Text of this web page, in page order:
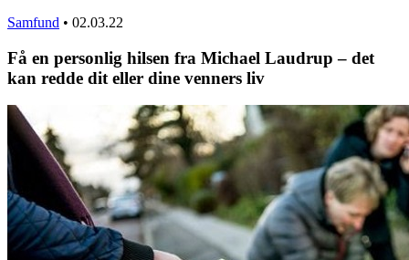
Samfund • 02.03.22
Få en personlig hilsen fra Michael Laudrup – det
kan redde dit eller dine venners liv